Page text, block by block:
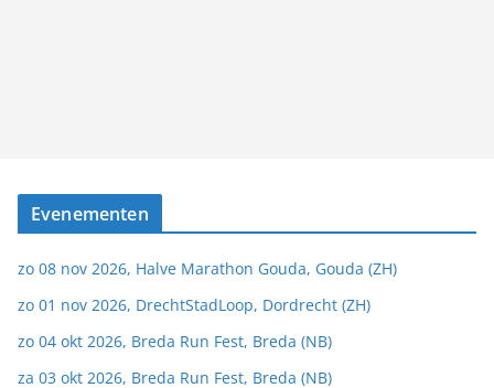
Evenementen
zo 08 nov 2026, Halve Marathon Gouda, Gouda (ZH)
zo 01 nov 2026, DrechtStadLoop, Dordrecht (ZH)
zo 04 okt 2026, Breda Run Fest, Breda (NB)
za 03 okt 2026, Breda Run Fest, Breda (NB)